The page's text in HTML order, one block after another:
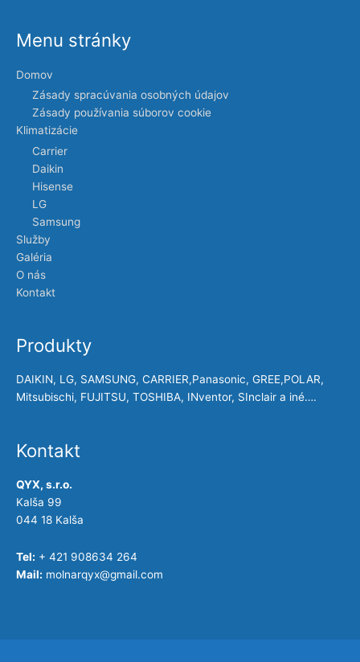
Menu stránky
Domov
Zásady spracúvania osobných údajov
Zásady používania súborov cookie
Klimatizácie
Carrier
Daikin
Hisense
LG
Samsung
Služby
Galéria
O nás
Kontakt
Produkty
DAIKIN, LG, SAMSUNG, CARRIER,Panasonic, GREE,POLAR,
Mitsubischi, FUJITSU, TOSHIBA, INventor, SInclair a iné….
Kontakt
QYX, s.r.o.
Kalša 99
044 18 Kalša
Tel: + 421 908634 264
Mail: molnarqyx@gmail.com